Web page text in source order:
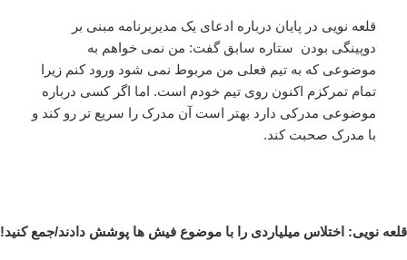
قلعه نویی در پایان درباره ادعای یک مدیربرنامه مبنی بر
دوپینگی بودن ستاره سابق گفت: من نمی خواهم به
موضوعی که به تیم فعلی من مربوط نمی شود ورود کنم زیرا
تمام تمرکزم اکنون روی تیم خودم است. اما اگر کسی درباره
موضوعی مدرکی دارد بهتر است آن مدرک را سریع تر رو کند و
با مدرک صحبت کند.
قلعه نویی: اختلاس میلیاردی را با موضوع فیش ها پوشش دادند/جمع کنید!